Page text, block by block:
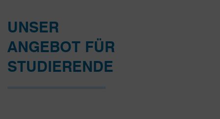
UNSER
ANGEBOT FÜR
STUDIERENDE